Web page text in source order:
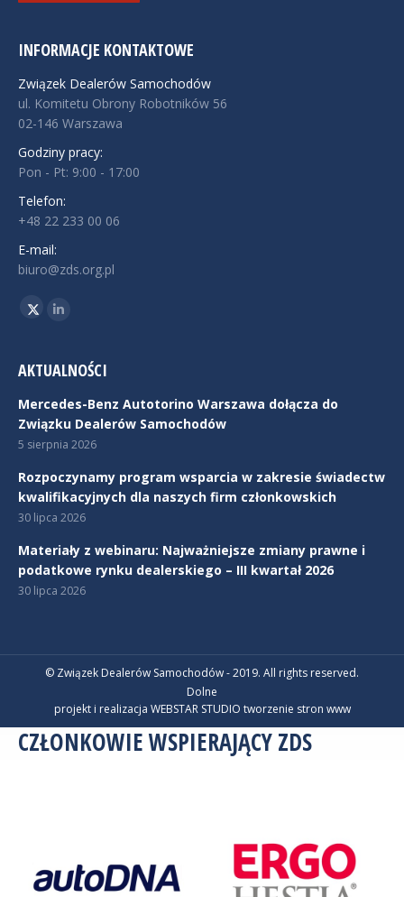
INFORMACJE KONTAKTOWE
Związek Dealerów Samochodów
ul. Komitetu Obrony Robotników 56
02-146 Warszawa
Godziny pracy:
Pon - Pt: 9:00 - 17:00
Telefon:
+48 22 233 00 06
E-mail:
biuro@zds.org.pl
Znajdź nas na:
TwitterLinkedin
AKTUALNOŚCI
Mercedes-Benz Autotorino Warszawa dołącza do
Związku Dealerów Samochodów
5 sierpnia 2026
Rozpoczynamy program wsparcia w zakresie świadectw
kwalifikacyjnych dla naszych firm członkowskich
30 lipca 2026
Materiały z webinaru: Najważniejsze zmiany prawne i
podatkowe rynku dealerskiego – III kwartał 2026
30 lipca 2026
© Związek Dealerów Samochodów - 2019. All rights reserved.
Dolne
projekt i realizacja WEBSTAR STUDIO tworzenie stron www
CZŁONKOWIE WSPIERAJĄCY ZDS